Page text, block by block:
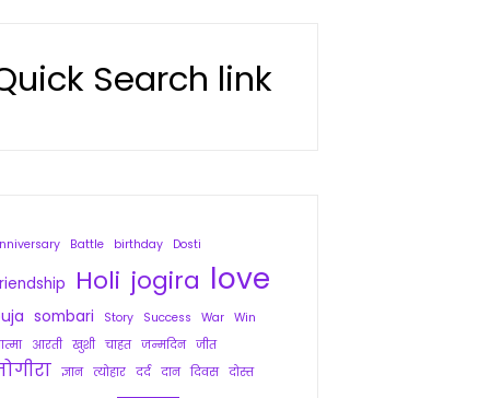
Search link
Battle birthday Dosti
Holi jogira love
sombari Story Success War
Win
आरती खुशी चाहत जन्मदिन जीत
ज्ञान त्योहार दर्द दान दिवस दोस्त